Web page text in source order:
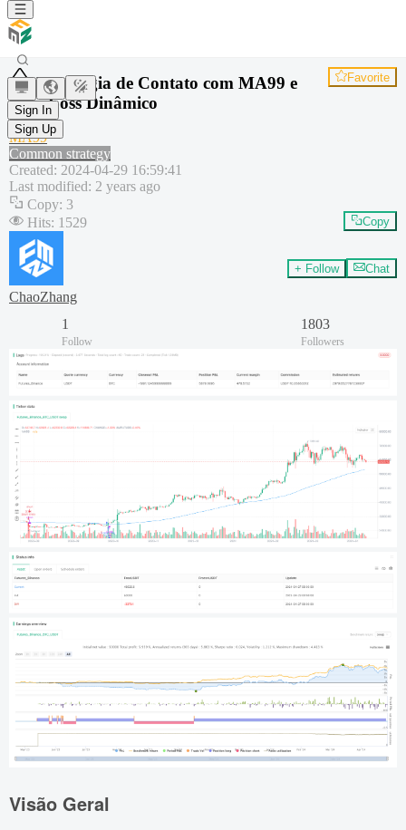
Sign In
Sign Up
Estratégia de Contato com MA99 e
Stop Loss Dinâmico
Favorite
SMA
MA99
Common strategy
Created: 2024-04-29 16:59:41
Last modified: 2 years ago
Copy: 3
Hits: 1529 Copy
ChaoZhang
+ Follow Chat
1
Follow
1803
Followers
Visão Geral